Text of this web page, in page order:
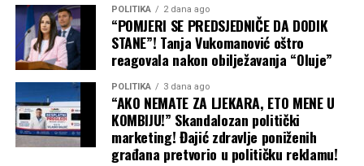
POLITIKA 2 dana ago
“POMJERI SE PREDSJEDNIČE DA DODIK
STANE”! Tanja Vukomanović oštro
reagovala nakon obilježavanja “Oluje”
POLITIKA 3 dana ago
“AKO NEMATE ZA LJEKARA, ETO MENE U
KOMBIJU!” Skandalozan politički
marketing! Đajić zdravlje poniženih
građana pretvorio u političku reklamu!